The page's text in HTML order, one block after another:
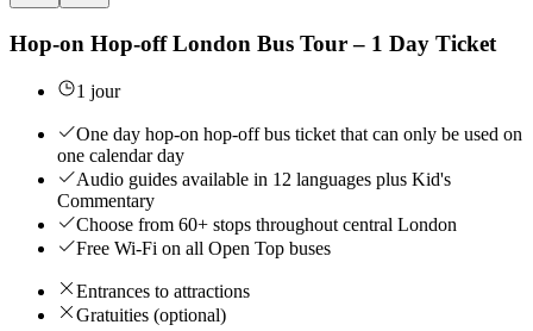
Hop-on Hop-off London Bus Tour – 1 Day Ticket
1 jour
One day hop-on hop-off bus ticket that can only be used on
one calendar day
Audio guides available in 12 languages plus Kid's
Commentary
Choose from 60+ stops throughout central London
Free Wi-Fi on all Open Top buses
Entrances to attractions
Gratuities (optional)